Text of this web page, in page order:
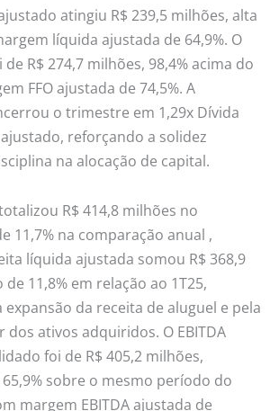
atingiu R$ 239,5 milhões, alta
líquida ajustada de 64,9%. O
de R$ 274,7 milhões, 98,4% acima do
FFO ajustada de 74,5%. A
o trimestre em 1,29x Dívida
reforçando a solidez
na alocação de capital.
R$ 414,8 milhões no
11,7% na comparação anual ,
líquida ajustada somou R$ 368,9
11,8% em relação ao 1T25,
da receita de aluguel e pela
dos ativos adquiridos. O EBITDA
foi de R$ 405,2 milhões,
sobre o mesmo período do
margem EBITDA ajustada de